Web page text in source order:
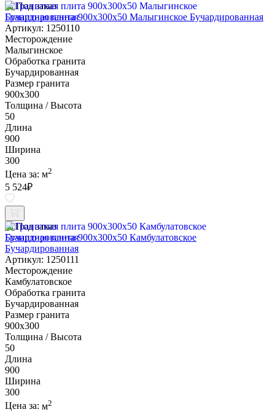
Под заказ
Гранитная плита 900х300x50 Малыгинское Бучардированная
Артикул: 1250110
Месторождение
Малыгинское
Обработка гранита
Бучардированная
Размер гранита
900х300
Толщина / Высота
50
Длина
900
Ширина
300
Цена за: м2
5 524₽
Под заказ
Гранитная плита 900х300x50 Камбулатовское
Бучардированная
Артикул: 1250111
Месторождение
Камбулатовское
Обработка гранита
Бучардированная
Размер гранита
900х300
Толщина / Высота
50
Длина
900
Ширина
300
Цена за: м2